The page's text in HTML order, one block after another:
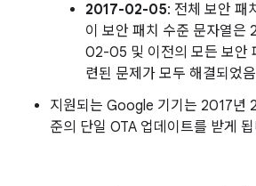
2017-02-05: 전체 보안 패
이 보안 패치 수준 문자열
02-05 및 이전의 모든 보안
련된 문제가 모두 해결되었
지원되는 Google 기기는 2017년
준의 단일 OTA 업데이트를 받게